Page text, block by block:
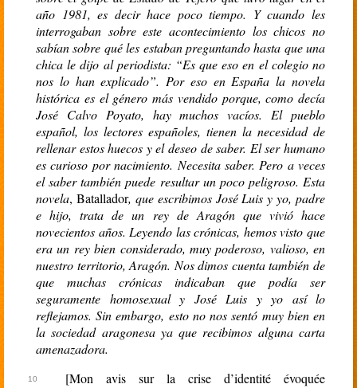
año 1981, es decir hace poco tiempo. Y cuando les
interrogaban sobre este acontecimiento los chicos no
sabían sobre qué les estaban preguntando hasta que una
chica le dijo al periodista: “Es que eso en el colegio no
nos lo han explicado”. Por eso en España la novela
histórica es el género más vendido porque, como decía
José Calvo Poyato, hay muchos vacíos. El pueblo
español, los lectores españoles, tienen la necesidad de
rellenar estos huecos y el deseo de saber. El ser humano
es curioso por nacimiento. Necesita saber. Pero a veces
el saber también puede resultar un poco peligroso. Esta
novela, Batallador, que escribimos José Luis y yo, padre
e hijo, trata de un rey de Aragón que vivió hace
novecientos años. Leyendo las crónicas, hemos visto que
era un rey bien considerado, muy poderoso, valioso, en
nuestro territorio, Aragón. Nos dimos cuenta también de
que muchas crónicas indicaban que podía ser
seguramente homosexual y José Luis y yo así lo
reflejamos. Sin embargo, esto no nos sentó muy bien en
la sociedad aragonesa ya que recibimos alguna carta
amenazadora.
[Mon avis sur la crise d’identité évoquée